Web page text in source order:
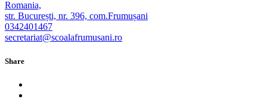
Romania,
str. București, nr. 396, com.Frumușani
0342401467
secretariat@scoalafrumusani.ro
Share